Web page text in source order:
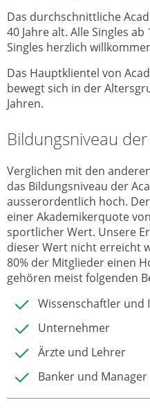
Das durchschnittliche
40 Jahre alt. Alle Singles
Singles herzlich
Das Hauptklientel von
bewegt sich in der
Jahren.
Bildungsniveau
Verglichen mit den
das Bildungsniveau der
ausserordentlich hoch.
einer Akademikerquote
sportlicher Wert. Unsere
dieser Wert nicht erreicht
80% der Mitglieder einen
gehören meist folgenden
Wissenschaftler und
Unternehmer
Ärzte und Lehrer
Banker und Manager